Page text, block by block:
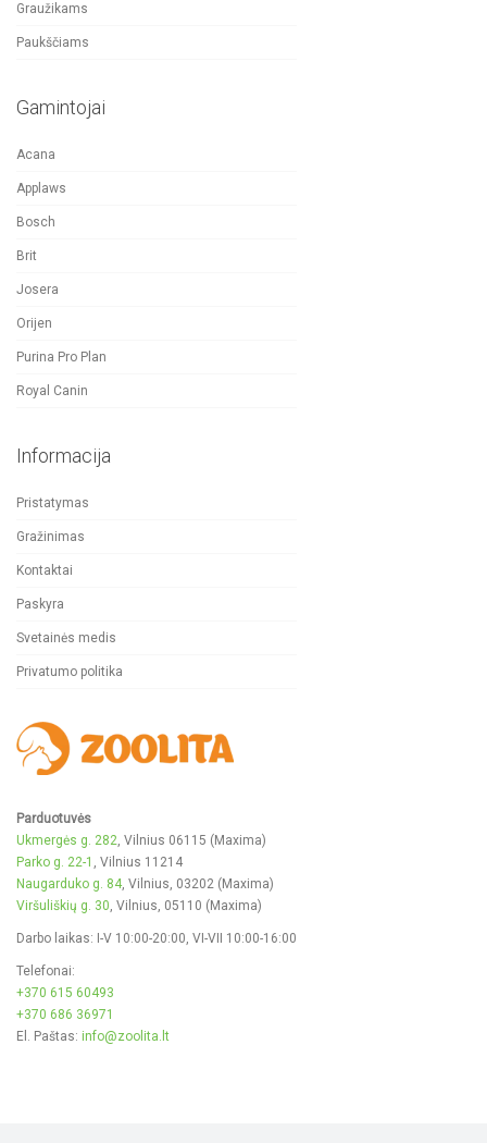
Graužikams
Paukščiams
Gamintojai
Acana
Applaws
Bosch
Brit
Josera
Orijen
Purina Pro Plan
Royal Canin
Informacija
Pristatymas
Gražinimas
Kontaktai
Paskyra
Svetainės medis
Privatumo politika
Parduotuvės
Ukmergės g. 282, Vilnius 06115 (Maxima)
Parko g. 22-1 , Vilnius 11214
Naugarduko g. 84, Vilnius, 03202 (Maxima)
Viršuliškių g. 30, Vilnius, 05110 (Maxima)
Darbo laikas: I-V 10:00-20:00, VI-VII 10:00-16:00
Telefonai:
+370 615 60493
+370 686 36971
El. Paštas: info@zoolita.lt